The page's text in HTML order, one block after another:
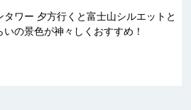
タワー 夕方行くと富士山シルエットと
いの景色が神々しくおすすめ！